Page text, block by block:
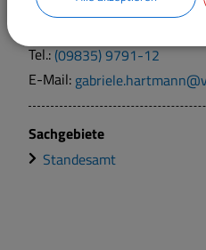
FrauGabrieleHartmann
Tel.:(09835) 9791-12
E-Mail:
Sachgebiete
Standesamt